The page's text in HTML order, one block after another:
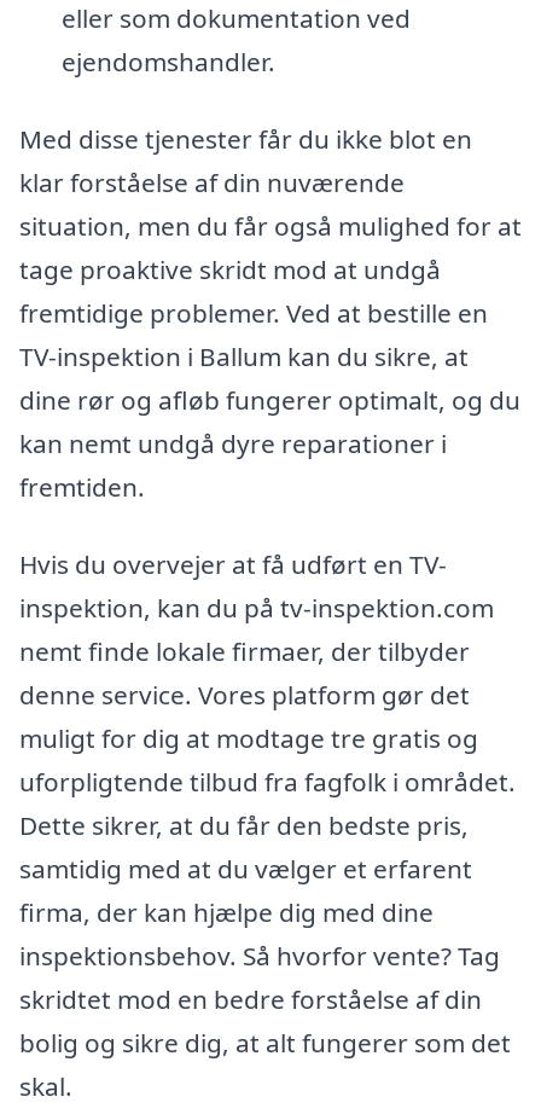
eller som dokumentation ved
ejendomshandler.
Med disse tjenester får du ikke blot en
klar forståelse af din nuværende
situation, men du får også mulighed for at
tage proaktive skridt mod at undgå
fremtidige problemer. Ved at bestille en
TV-inspektion i Ballum kan du sikre, at
dine rør og afløb fungerer optimalt, og du
kan nemt undgå dyre reparationer i
fremtiden.
Hvis du overvejer at få udført en TV-
inspektion, kan du på tv-inspektion.com
nemt finde lokale firmaer, der tilbyder
denne service. Vores platform gør det
muligt for dig at modtage tre gratis og
uforpligtende tilbud fra fagfolk i området.
Dette sikrer, at du får den bedste pris,
samtidig med at du vælger et erfarent
firma, der kan hjælpe dig med dine
inspektionsbehov. Så hvorfor vente? Tag
skridtet mod en bedre forståelse af din
bolig og sikre dig, at alt fungerer som det
skal.